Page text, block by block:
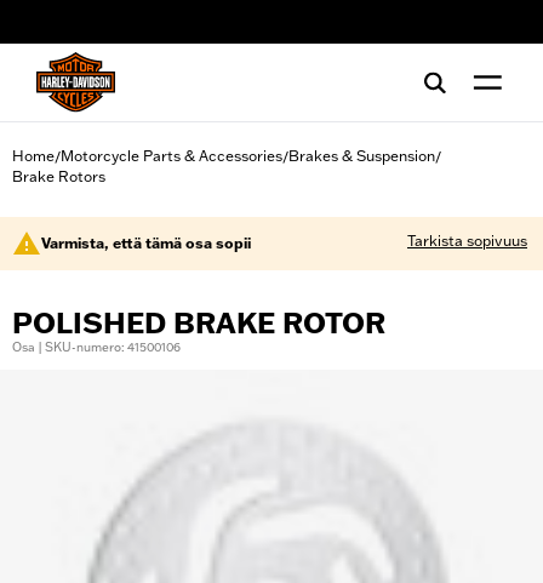
Home/Motorcycle Parts & Accessories/Brakes & Suspension/
Brake Rotors
Varmista, että tämä osa sopii Tarkista sopivuus
POLISHED BRAKE ROTOR
Osa | SKU-numero: 41500106